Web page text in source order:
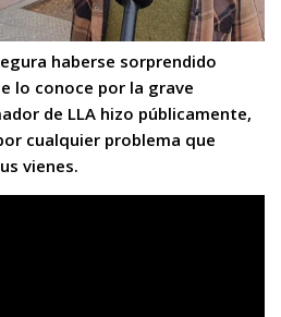
haberse sorprendido
lo conoce por la grave
de LLA hizo públicamente,
cualquier problema que
vienes.